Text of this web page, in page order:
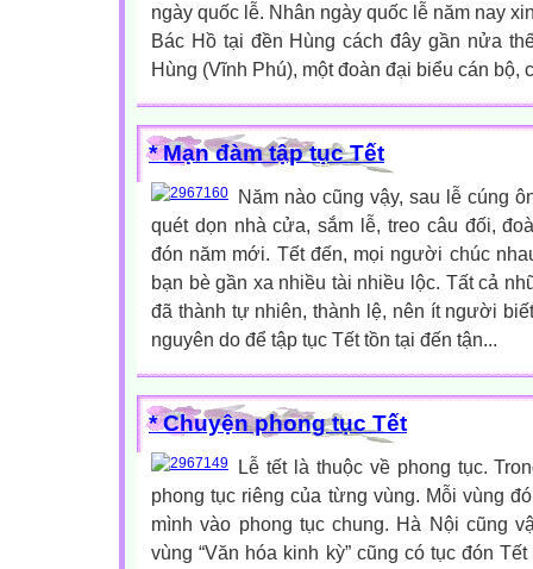
ngày quốc lễ. Nhân ngày quốc lễ năm nay
Bác Hồ tại đền Hùng cách đây gần nửa
Hùng (Vĩnh Phú), một đoàn đại biểu cán bộ,
* Mạn đàm tập tục Tết
Năm nào cũng vậy, sau lễ cúng
quét dọn nhà cửa, sắm lễ, treo câu đối,
đón năm mới. Tết đến, mọi người chúc
bạn bè gần xa nhiều tài nhiều lộc. Tất cả
đã thành tự nhiên, thành lệ, nên ít người
nguyên do để tập tục Tết tồn tại đến tận...
* Chuyện phong tục Tết
Lễ tết là thuộc về phong tục.
phong tục riêng của từng vùng. Mỗi vùng
mình vào phong tục chung. Hà Nội cũng
vùng “Văn hóa kinh kỳ” cũng có tục đón